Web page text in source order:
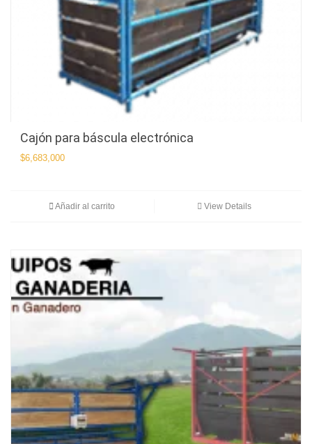
Cajón para báscula electrónica
$6,683,000
Añadir al carrito View Details